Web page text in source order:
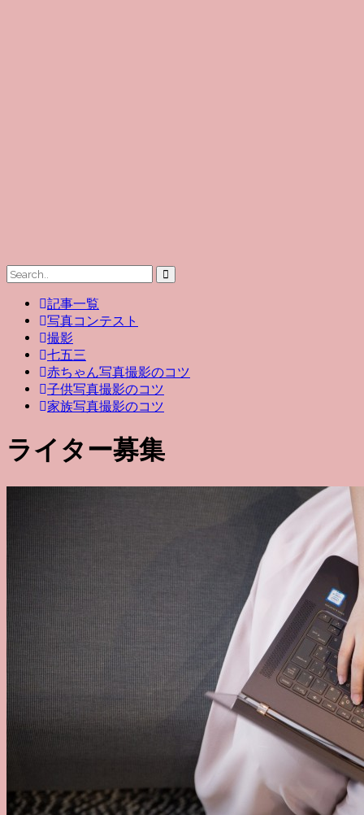
記事一覧
写真コンテスト
撮影
七五三
赤ちゃん写真撮影のコツ
子供写真撮影のコツ
家族写真撮影のコツ
ライター募集